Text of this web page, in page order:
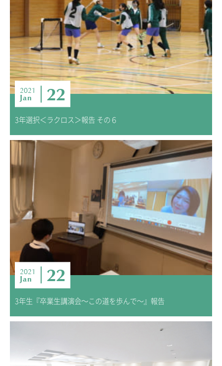
2021
Jan 22
3年選択＜ラクロス＞報告 その６
2021
Jan 22
3年生『卒業生講演会～この道を歩んで～』報告